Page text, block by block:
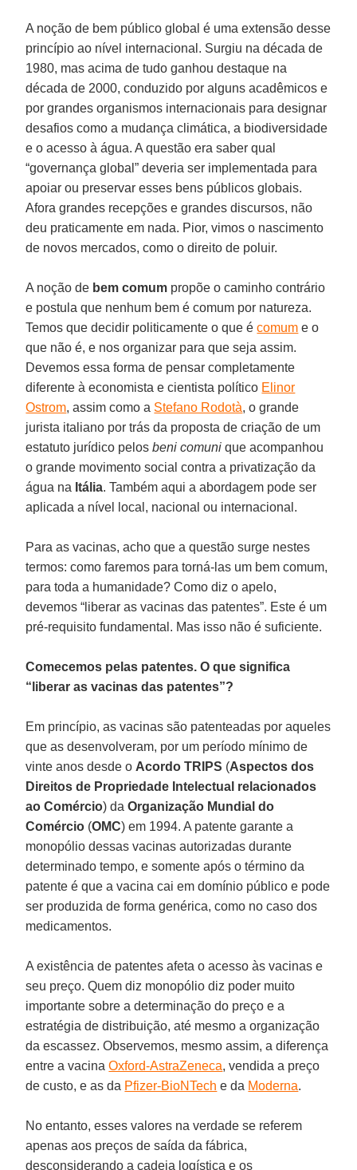
A noção de bem público global é uma extensão desse
princípio ao nível internacional. Surgiu na década de
1980, mas acima de tudo ganhou destaque na
década de 2000, conduzido por alguns acadêmicos e
por grandes organismos internacionais para designar
desafios como a mudança climática, a biodiversidade
e o acesso à água. A questão era saber qual
“governança global” deveria ser implementada para
apoiar ou preservar esses bens públicos globais.
Afora grandes recepções e grandes discursos, não
deu praticamente em nada. Pior, vimos o nascimento
de novos mercados, como o direito de poluir.
A noção de bem comum propõe o caminho contrário
e postula que nenhum bem é comum por natureza.
Temos que decidir politicamente o que écomum e o
que não é, e nos organizar para que seja assim.
Devemos essa forma de pensar completamente
diferente à economista e cientista político Elinor
Ostrom, assim como a Stefano Rodotà, o grande
jurista italiano por trás da proposta de criação de um
estatuto jurídico pelosbeni comuni que acompanhou
o grande movimento social contra a privatização da
água na Itália. Também aqui a abordagem pode ser
aplicada a nível local, nacional ou internacional.
Para as vacinas, acho que a questão surge nestes
termos: como faremos para torná-las um bem comum,
para toda a humanidade? Como diz o apelo,
devemos “liberar as vacinas das patentes”. Este é um
pré-requisito fundamental. Mas isso não é suficiente.
Comecemos pelas patentes. O que significa
“liberar as vacinas das patentes”?
Em princípio, as vacinas são patenteadas por aqueles
que as desenvolveram, por um período mínimo de
vinte anos desde o Acordo TRIPS (Aspectos dos
Direitos de Propriedade Intelectual relacionados
ao Comércio) daOrganização Mundial do
Comércio (OMC) em 1994. A patente garante a
monopólio dessas vacinas autorizadas durante
determinado tempo, e somente após o término da
patente é que a vacina cai em domínio público e pode
ser produzida de forma genérica, como no caso dos
medicamentos.
A existência de patentes afeta o acesso às vacinas e
seu preço. Quem diz monopólio diz poder muito
importante sobre a determinação do preço e a
estratégia de distribuição, até mesmo a organização
da escassez. Observemos, mesmo assim, a diferença
entre a vacinaOxford-AstraZeneca, vendida a preço
de custo, e as da Pfizer-BioNTech e da Moderna.
No entanto, esses valores na verdade se referem
apenas aos preços de saída da fábrica,
desconsiderando a cadeia logística e os